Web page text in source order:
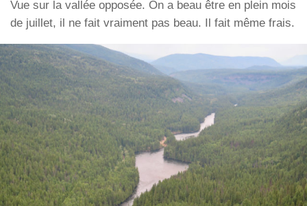
Vue sur la vallée opposée. On a beau être en plein mois
de juillet, il ne fait vraiment pas beau. Il fait même frais.